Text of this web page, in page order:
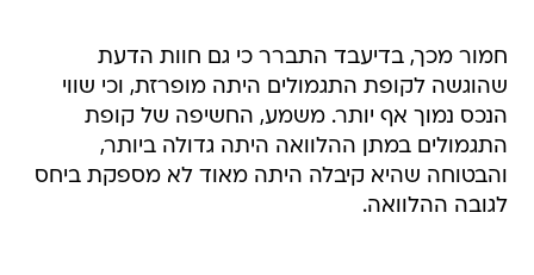
חמור מכך, בדיעבד התברר כי גם חוות הדעת
שהוגשה לקופת התגמולים היתה מופרזת, וכי שווי
הנכס נמוך אף יותר. משמע, החשיפה של קופת
התגמולים במתן ההלוואה היתה גדולה ביותר,
והבטוחה שהיא קיבלה היתה מאוד לא מספקת ביחס
לגובה ההלוואה.